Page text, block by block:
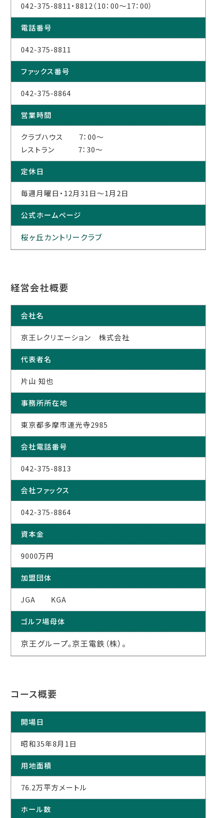
042-375-8811・8812（10：00～17：00）
電話番号
042-375-8811
ファックス番号
042-375-8864
営業時間
クラブハウス 7：00～
レストラン 7：30～
定休日
毎週月曜日・12月31日～1月2日
公式ホームページ
桜ヶ丘カントリークラブ
経営会社概要
会社名
京王レクリエーション 株式会社
代表者名
片山 知也
事務所所在地
東京都多摩市連光寺2985
会社電話番号
042-375-8813
会社ファックス
042-375-8864
資本金
9000万円
加盟団体
JGA KGA
ゴルフ場母体
京王グループ。京王電鉄（株）。
コース概要
開場日
昭和35年8月1日
用地面積
76.2万平方メートル
ホール数